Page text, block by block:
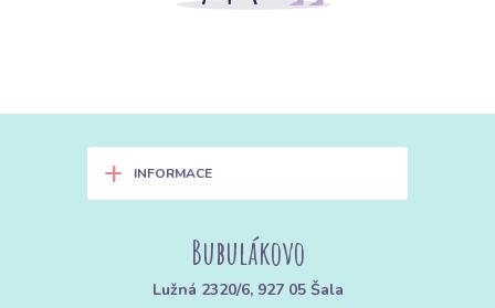
+ INFORMACE
Bubulákovo
Lužná 2320/6, 927 05 Šala